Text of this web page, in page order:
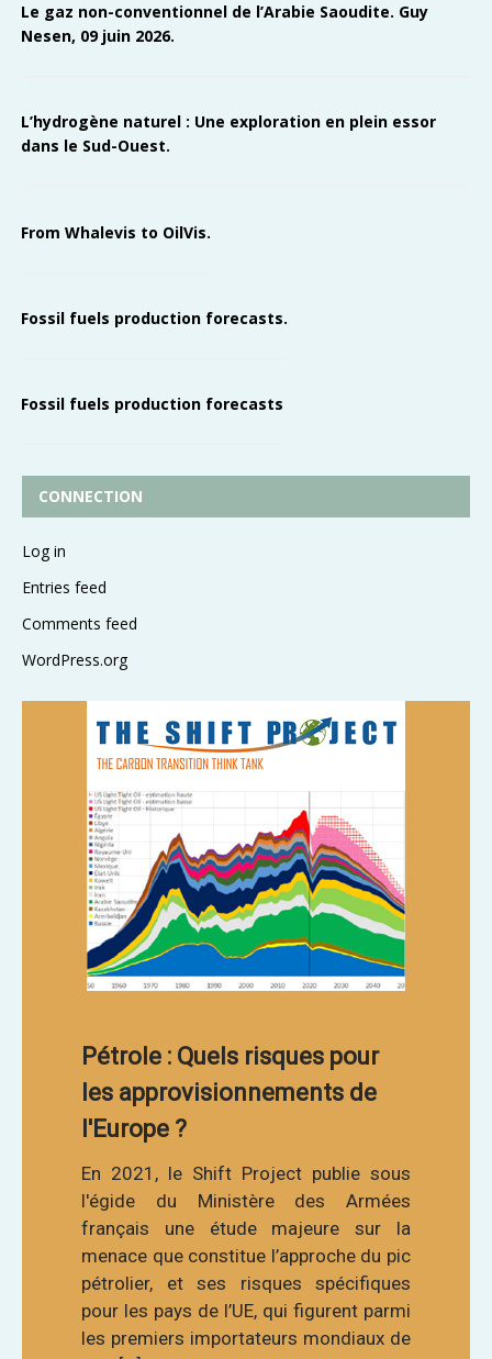
Le gaz non-conventionnel de l’Arabie Saoudite. Guy
Nesen, 09 juin 2026.
L’hydrogène naturel : Une exploration en plein essor
dans le Sud-Ouest.
From Whalevis to OilVis.
Fossil fuels production forecasts.
Fossil fuels production forecasts
CONNECTION
Log in
Entries feed
Comments feed
WordPress.org
Pétrole : Quels risques pour
les approvisionnements de
l'Europe ?
En 2021, le Shift Project publie sous
l'égide du Ministère des Armées
français une étude majeure sur la
menace que constitue l’approche du pic
pétrolier, et ses risques spécifiques
pour les pays de l’UE, qui figurent parmi
les premiers importateurs mondiaux de